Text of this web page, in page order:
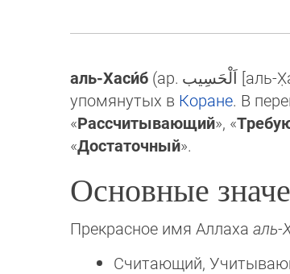
аль-Хаси́б (ар. اَلْحَسِيب [аль-
упомянутых в Коране. В
«Рассчитывающий», «
«Достаточный».
Основные
Прекрасное имя Аллаха аль-
Считающий,